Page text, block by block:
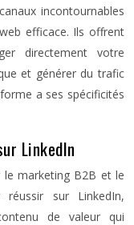
incontournables
efficace. Ils offrent
directement votre
et générer du trafic
a ses spécificités
LinkedIn
marketing B2B et le
réussir sur LinkedIn,
de valeur qui